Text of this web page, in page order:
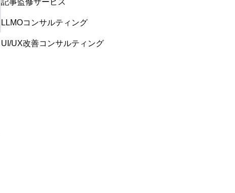
記事監修サービス
LLMOコンサルティング
UI/UX改善コンサルティング